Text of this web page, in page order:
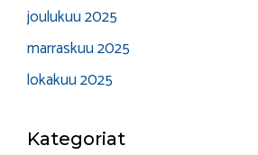
joulukuu 2025
marraskuu 2025
lokakuu 2025
Kategoriat